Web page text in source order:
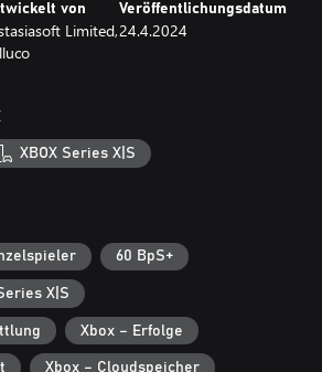
von
Limited,
Veröffentlichungsdatum
24.4.2024
XBOX Series X|S
60 BpS+
X|S
Xbox – Erfolge
Xbox – Cloudspeicher